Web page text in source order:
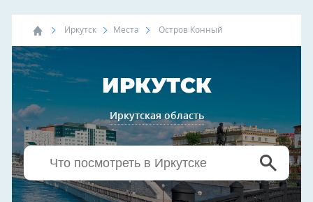
Иркутск Места Остров Конный
ИРКУТСК
Иркутская область